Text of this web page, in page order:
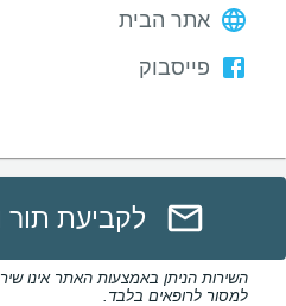
אתר הבית
פייסבוק
לקביעת תור
השירות הניתן באמצעות האתר אינו
למסור לרופאים בלבד.